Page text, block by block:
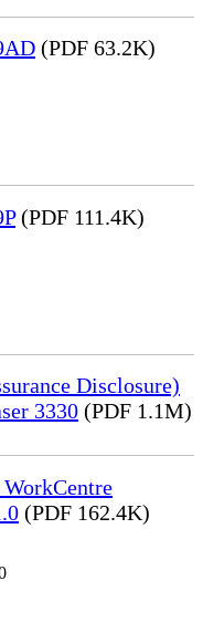
(PDF 63.2K)
(PDF 111.4K)
Disclosure)
3330 (PDF 1.1M)
(PDF 162.4K)